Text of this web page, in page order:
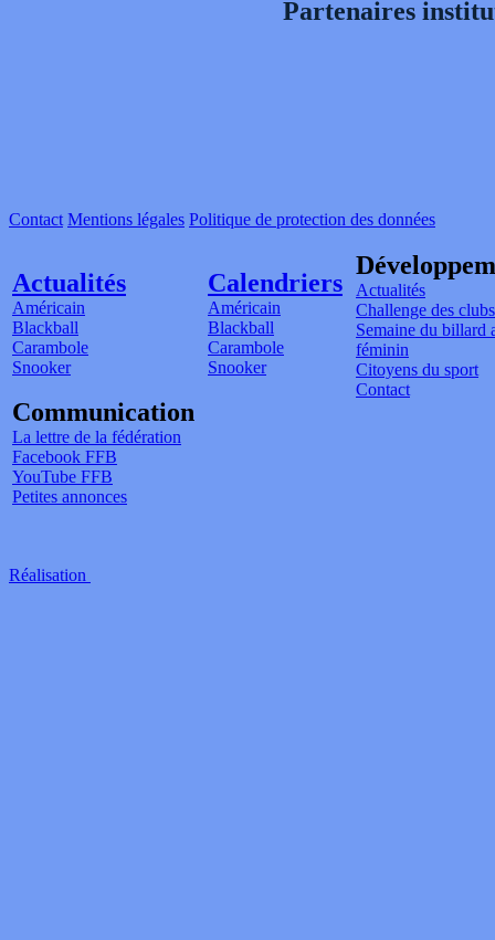
Partenaires
Contact Mentions légales Politique de protection des données
Actualités
Américain
Blackball
Carambole
Snooker
Communication
La lettre de la fédération
Facebook FFB
YouTube FFB
Petites annonces
Calendriers
Américain
Blackball
Carambole
Snooker
Actualités
Challenge des clubs
Semaine du billard
féminin
Citoyens du sport
Contact
Réalisation